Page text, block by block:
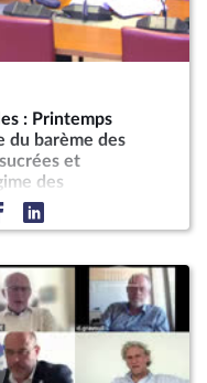
: Printemps
du barème des
et
des
mer